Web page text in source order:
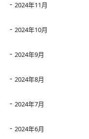
2024年11月
2024年10月
2024年9月
2024年8月
2024年7月
2024年6月